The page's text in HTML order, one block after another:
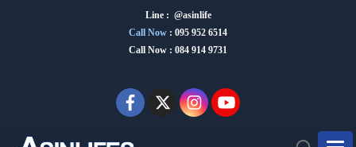
Line : @asinlife
Call Now : 095 952 6514
Call Now : 084 914 9731